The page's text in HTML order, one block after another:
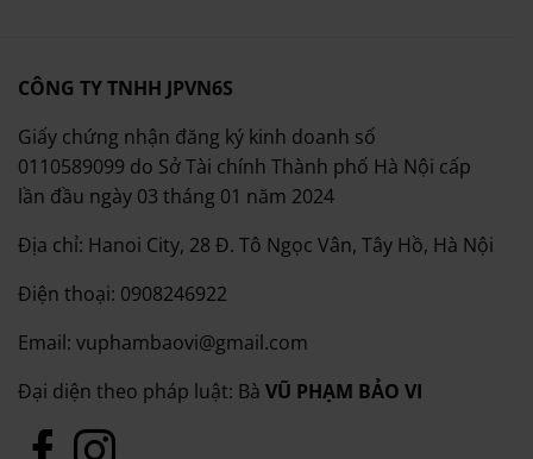
CÔNG TY TNHH JPVN6S
Giấy chứng nhận đăng ký kinh doanh số
0110589099 do Sở Tài chính Thành phố Hà Nội cấp
lần đầu ngày 03 tháng 01 năm 2024
Địa chỉ: Hanoi City, 28 Đ. Tô Ngọc Vân, Tây Hồ, Hà Nội
Điện thoại: 0908246922
Email: vuphambaovi@gmail.com
Đại diện theo pháp luật: Bà VŨ PHẠM BẢO VI